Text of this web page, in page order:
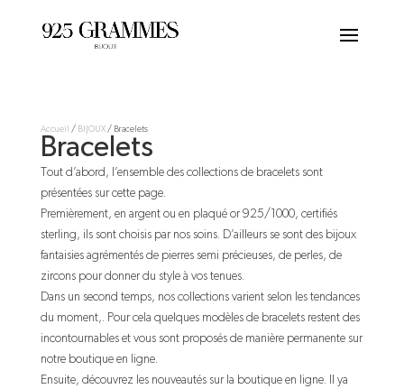
Accueil / BIJOUX/ Bracelets
Bracelets
Tout d’abord, l’ensemble des collections de bracelets sont
présentées sur cette page.
Premièrement, en argent ou en plaqué or 925/1000, certifiés
sterling, ils sont choisis par nos soins. D’ailleurs se sont des bijoux
fantaisies agrémentés de pierres semi précieuses, de perles, de
zircons pour donner du style à vos tenues.
Dans un second temps, nos collections varient selon les tendances
du moment,. Pour cela quelques modèles de bracelets restent des
incontournables et vous sont proposés de manière permanente sur
notre boutique en ligne.
Ensuite, découvrez les nouveautés sur la boutique en ligne. Il ya